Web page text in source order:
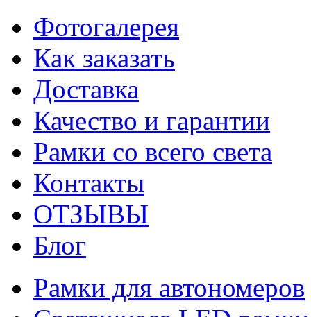
Фотогалерея
Как заказать
Доставка
Качество и гарантии
Рамки со всего света
Контакты
ОТЗЫВЫ
Блог
Рамки для автономеров